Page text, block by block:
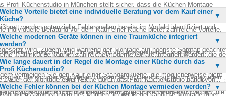
Profi Küchenstudio in München stellt sicher, dass die Küchen Montage
verläuft, indem es auf erfahrene Fachkräfte setzt, die jeden Schritt des
sorgfältig planen und ausführen. Durch eine detaillierte Planung auf
werden potenzielle Fehlerquellen bereits im Vorfeld identifiziert und
Die Profis legen großen Wert auf Präzision und Qualität, um
dass Ihre Traumküche genau nach Ihren Vorstellungen
wird. Zudem wird während der Montage auf höchste Sorgfalt
ein perfektes Endergebnis zu garantieren. Kunden können sich entspannt
während die Experten ihre Küche bis zur Fertigstellung
Welche Vorteile bietet eine individuelle Beratung vor dem Kauf einer
Küche?
individuelle Beratung vor dem Kauf einer Küche bietet zahlreiche Vorteile,
die Möglichkeit, eine Küche zu gestalten, die perfekt auf Ihre
und Vorlieben abgestimmt ist. Durch die Beratung können Sie
dass Sie nicht nur eine optisch ansprechende, sondern auch
Küche erhalten. Experten helfen Ihnen, die richtige Auswahl an
Geräten und Designs zu treffen, die Ihrem Lebensstil entsprechen.
vermeiden Sie den Kauf einer Standardküche, die möglicherweise nicht
Erwartungen entspricht. Eine umfassende Beratung führt zu einer Küche,
Sie sich wohlfühlen und die langfristig Ihren Anforderungen gerecht wird.
Welche modernen Geräte können in eine Traumküche integriert
werden?
Traumküche können zahlreiche moderne Geräte integriert werden, die
und die Funktionalität erheblich steigern. Dazu gehören unter anderem
Kühlschränke, Induktionskochfelder, Dampfgarer und smarte
die sich per App steuern lassen. Auch Geschirrspüler mit speziellen
und leisen Betriebsmodi sind beliebt. Weiterhin können innovative
und intelligente Lüftungstechniken eingebaut werden, die
Wie lange dauert in der Regel die Montage einer Küche durch das
Profi Küchenstudio?
Dauer der Montage einer Küche durch das Profi Küchenstudio hängt von
Faktoren ab, wie der Größe und Komplexität der Küche sowie
Welche Fehler können bei der Küchen Montage vermieden werden?